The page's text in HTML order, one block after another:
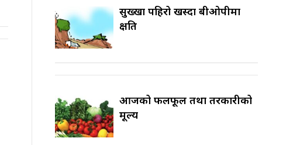
सुख्खा पहिरो खस्दा बीओपीमा
क्षति
आजको फलफूल तथा तरकारीको
मूल्य